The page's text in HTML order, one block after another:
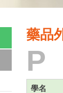
藥品
P
學名